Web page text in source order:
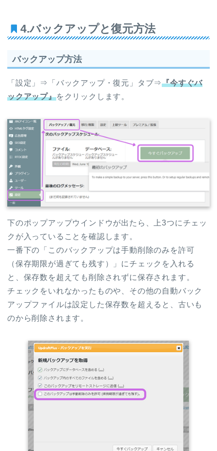
4.バックアップと復元方法
バックアップ方法
「設定」⇒「バックアップ・復元」タブ⇒『今すぐバ
ックアップ』をクリックします。
下のポップアップウインドウが出たら、上3つにチェッ
クが入っていることを確認します。
一番下の「このバックアップは手動削除のみを許可
（保存期限が過ぎても残す）」にチェックを入れる
と、保存数を超えても削除されずに保存されます。
チェックをいれなかったものや、その他の自動バック
アップファイルは設定した保存数を超えると、古いも
のから削除されます。